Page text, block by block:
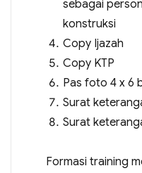
sebagai
konstruksi
Copy Ijazah
Copy KTP
Pas foto 4 x 6
Surat
Surat
Formasi training